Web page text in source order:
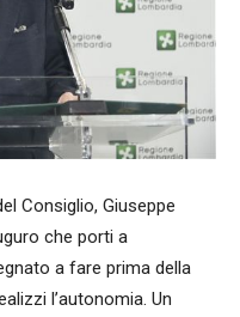
Consiglio, Giuseppe
che porti a
a fare prima della
l’autonomia. Un